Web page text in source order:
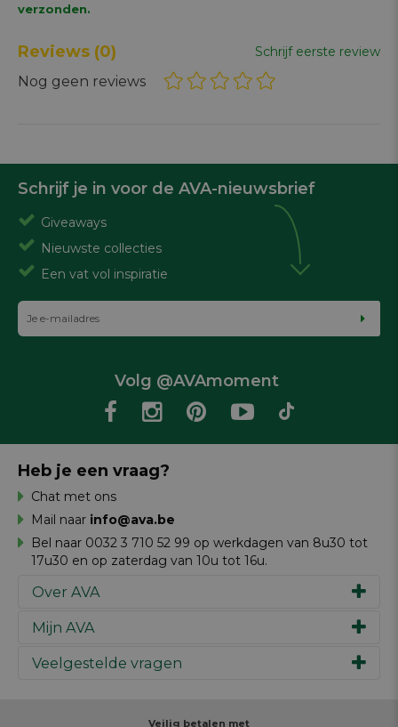
verzonden.
Reviews (0) Schrijf eerste review
Nog geen reviews
Schrijf je in voor de AVA-nieuwsbrief
Giveaways
Nieuwste collecties
Een vat vol inspiratie
Volg @AVAmoment
Over AVA
Ons verhaal
Werken bij AVA
Mijn AVA
Inspiratie
Veelgestelde vragen
Heb je een vraag?
Chat met ons
Mail naar info@ava.be
Bel naar 0032 3 710 52 99 op werkdagen van 8u30 tot
17u30 en op zaterdag van 10u tot 16u.
Veilig betalen met